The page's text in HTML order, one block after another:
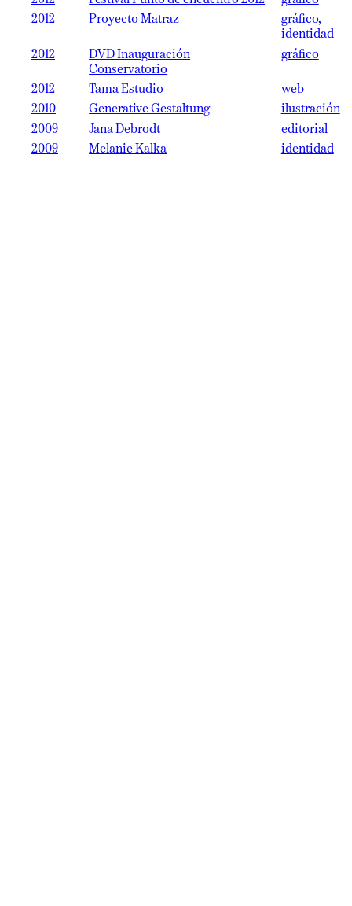
2012
Proyecto Matraz
gráfico,
identidad
2012
DVD Inauguración
Conservatorio
gráfico
2012 Tama Estudio
web
2010
Generative Gestaltung
ilustración
2009
Jana Debrodt
editorial
2009
Melanie Kalka identidad